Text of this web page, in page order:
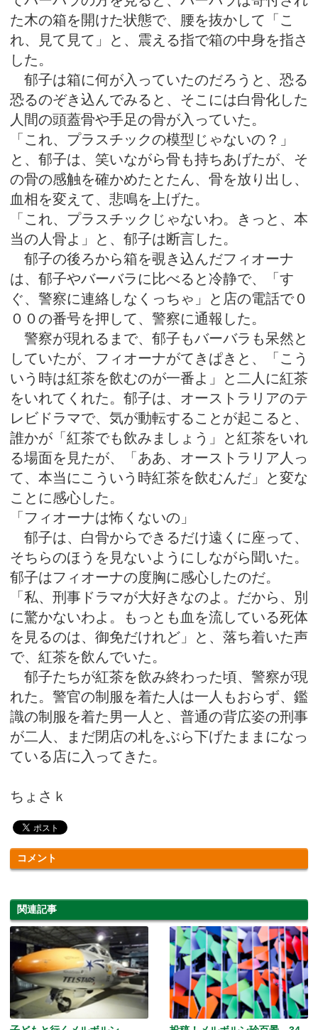
た木の箱を開けた状態で、腰を抜かして「こ
れ、見て見て」と、震える指で箱の中身を指さ
した。
郁子は箱に何が入っていたのだろうと、恐る
恐るのぞき込んでみると、そこには白骨化した
人間の頭蓋骨や手足の骨が入っていた。
「これ、プラスチックの模型じゃないの？」
と、郁子は、笑いながら骨も持ちあげたが、そ
の骨の感触を確かめたとたん、骨を放り出し、
血相を変えて、悲鳴を上げた。
「これ、プラスチックじゃないわ。きっと、本
当の人骨よ」と、郁子は断言した。
郁子の後ろから箱を覗き込んだフィオーナ
は、郁子やバーバラに比べると冷静で、「す
ぐ、警察に連絡しなくっちゃ」と店の電話で０
００の番号を押して、警察に通報した。
警察が現れるまで、郁子もバーバラも呆然と
していたが、フィオーナがてきぱきと、「こう
いう時は紅茶を飲むのが一番よ」と二人に紅茶
をいれてくれた。郁子は、オーストラリアのテ
レビドラマで、気が動転することが起こると、
誰かが「紅茶でも飲みましょう」と紅茶をいれ
る場面を見たが、「ああ、オーストラリア人っ
て、本当にこういう時紅茶を飲むんだ」と変な
ことに感心した。
「フィオーナは怖くないの」
郁子は、白骨からできるだけ遠くに座って、
そちらのほうを見ないようにしながら聞いた。
郁子はフィオーナの度胸に感心したのだ。
「私、刑事ドラマが大好きなのよ。だから、別
に驚かないわよ。もっとも血を流している死体
を見るのは、御免だけれど」と、落ち着いた声
で、紅茶を飲んでいた。
郁子たちが紅茶を飲み終わった頃、警察が現
れた。警官の制服を着た人は一人もおらず、鑑
識の制服を着た男一人と、普通の背広姿の刑事
が二人、まだ閉店の札をぶら下げたままになっ
ている店に入ってきた。
ちょさｋ
コメント
関連記事